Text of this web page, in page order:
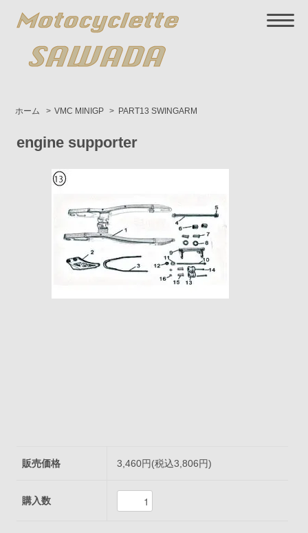
ホーム > VMC MINIGP > PART13 SWINGARM
engine supporter
販売価格 3,460円(税込3,806円)
購入数